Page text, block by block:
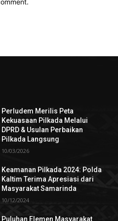
Perludem Merilis Peta
Kekuasaan Pilkada Melalui
DPRD & Usulan Perbaikan
Pilkada Langsung
10/03/2026
Keamanan Pilkada 2024: Polda
Kaltim Terima Apresiasi dari
Masyarakat Samarinda
10/12/2024
Puluhan Elemen Masyarakat